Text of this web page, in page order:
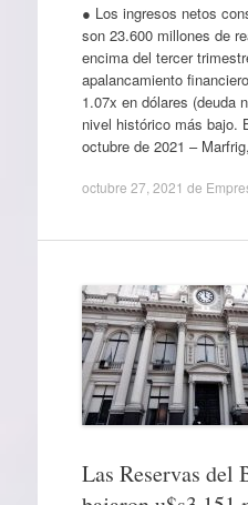
● Los ingresos netos
son 23.600 millones de
encima del tercer
apalancamiento
1.07x en dólares (deuda
nivel histórico más bajo.
octubre de 2021 –
octubre 27, 2021 de
Las Reservas del